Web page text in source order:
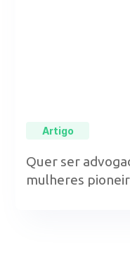
Artigo
Quer ser
mulheres